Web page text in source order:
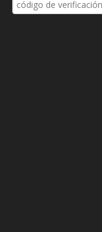
1084048